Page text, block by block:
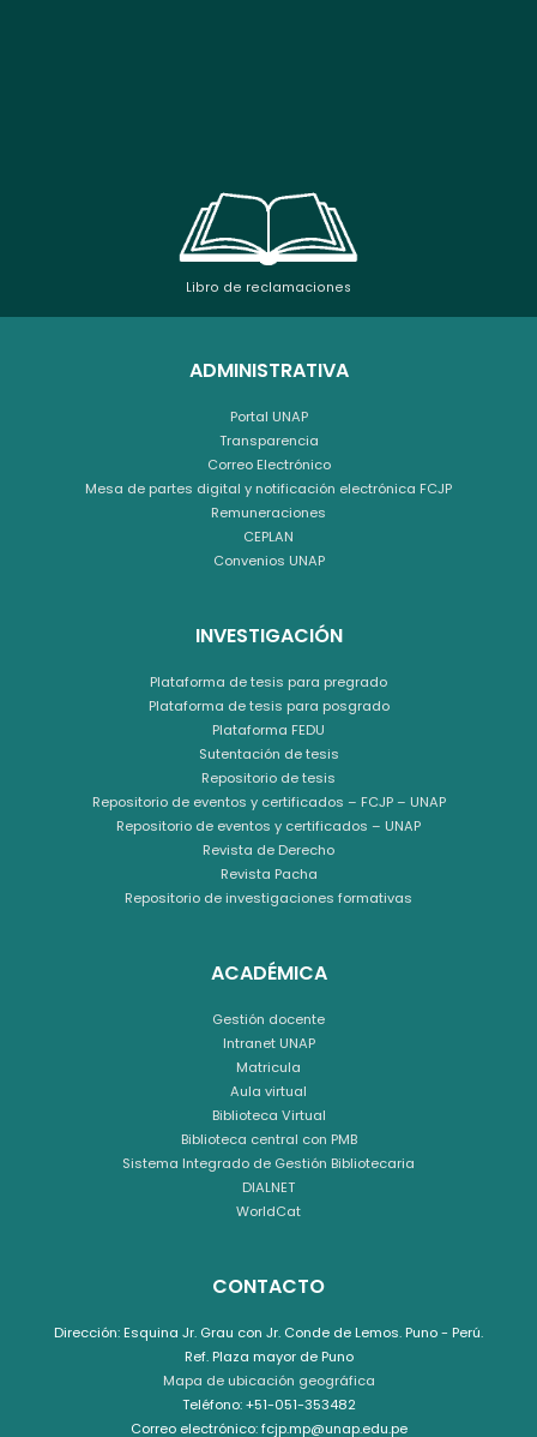
Libro de reclamaciones
ADMINISTRATIVA
Portal UNAP
Transparencia
Correo Electrónico
Mesa de partes digital y notificación electrónica FCJP
Remuneraciones
CEPLAN
Convenios UNAP
INVESTIGACIÓN
Plataforma de tesis para pregrado
Plataforma de tesis para posgrado
Plataforma FEDU
Sutentación de tesis
Repositorio de tesis
Repositorio de eventos y certificados – FCJP – UNAP
Repositorio de eventos y certificados – UNAP
Revista de Derecho
Revista Pacha
Repositorio de investigaciones formativas
ACADÉMICA
Gestión docente
Intranet UNAP
Matricula
Aula virtual
Biblioteca Virtual
Biblioteca central con PMB
Sistema Integrado de Gestión Bibliotecaria
DIALNET
WorldCat
CONTACTO
Dirección: Esquina Jr. Grau con Jr. Conde de Lemos. Puno - Perú.
Ref. Plaza mayor de Puno
Mapa de ubicación geográfica
Teléfono: +51-051-353482
Correo electrónico: fcjp.mp@unap.edu.pe